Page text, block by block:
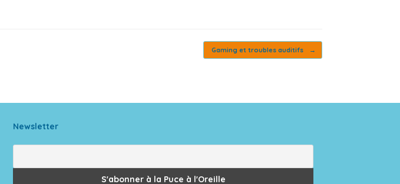
Gaming et troubles auditifs →
Newsletter